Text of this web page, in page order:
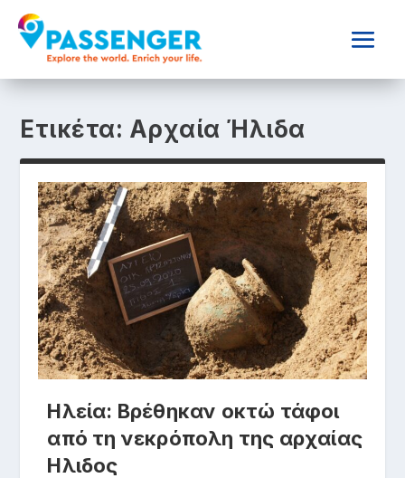
Ετικέτα: Αρχαία Ήλιδα
Ηλεία: Βρέθηκαν οκτώ τάφοι
από τη νεκρόπολη της αρχαίας
Ηλιδος